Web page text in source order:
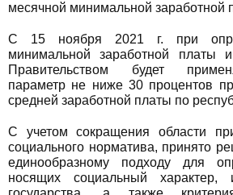
месячной минимальной заработной
С 15 ноября 2021 г. при
минимальной заработной платы
Правительством будет
параметр не ниже 30 процентов
средней заработной платы по
С учетом сокращения области
социального норматива, принято
единообразному подходу для
носящих социальный характер,